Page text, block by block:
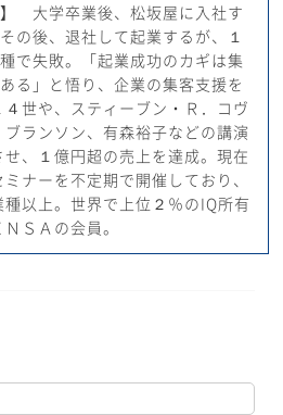
大学卒業後、松坂屋に入社す
の後、退社して起業するが、１
で失敗。「起業成功のカギは集
る」と悟り、企業の集客支援を
世や、スティーブン・Ｒ．コヴ
ランソン、有森裕子などの講演
、１億円超の売上を達成。現在
ナーを不定期で開催しており、
以上。世界で上位２％のIQ所有
ＳＡの会員。